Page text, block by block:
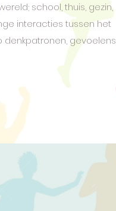
school, thuis, gezin,
interacties tussen het
gevoelens